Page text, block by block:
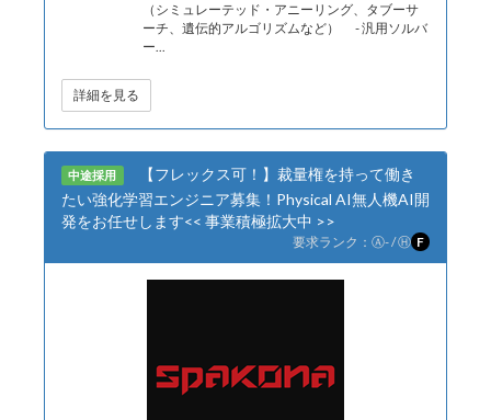
（シミュレーテッド・アニーリング、タブーサ
ーチ、遺伝的アルゴリズムなど） - 汎用ソルバ
ー...
詳細を見る
中途採用
【フレックス可！】裁量権を持って働き
たい強化学習エンジニア募集！Physical AI無人機AI開
発をお任せします<< 事業積極拡大中 >>
要求ランク： Ⓐ- /Ⓗ F